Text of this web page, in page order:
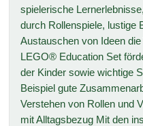
spielerische
durch Rollenspiele, lustige
Austauschen von Ideen
LEGO® Education Set
der Kinder sowie wichtige
Beispiel gute
Verstehen von Rollen und
mit Alltagsbezug Mit den